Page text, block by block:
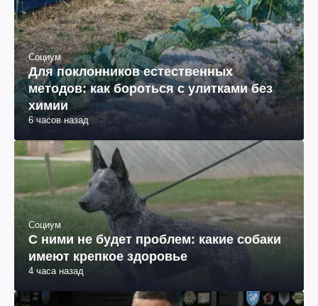
Социум
Для поклонников естественных
методов: как бороться с улитками без
химии
6 часов назад
Социум
С ними не будет проблем: какие собаки
имеют крепкое здоровье
4 часа назад